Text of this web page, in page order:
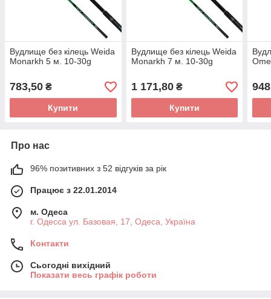
Вудлище без кілець Weida
Monarkh 5 м. 10-30g
783,50 ₴
Купити
Вудлище без кілець Weida
Monarkh 7 м. 10-30g
1 171,80₴
Купити
Про нас
96% позитивних з 52 відгуків за рік
Працює з 22.01.2014
м. Одеса
г. Одесса ул. Базовая, 17, Одеса, Україна
Контакти
Сьогодні вихідний
Показати весь графік роботи